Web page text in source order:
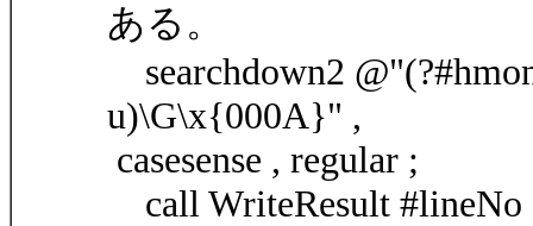
ある。
searchdown2
u)\G\x{000A}" ,
casesense , regular ;
call WriteResult #lineNo